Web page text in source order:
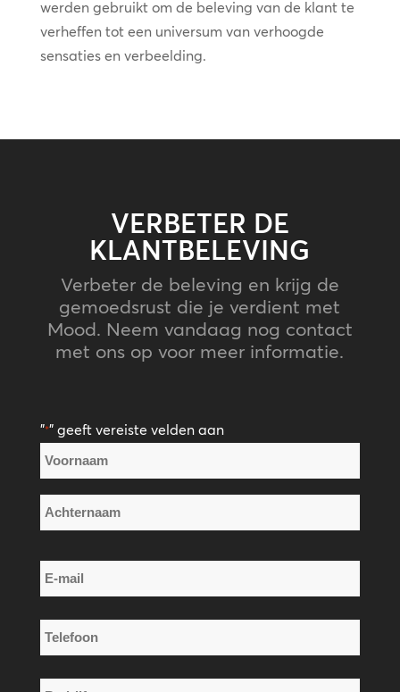
werden gebruikt om de beleving van de klant te
verheffen tot een universum van verhoogde
sensaties en verbeelding.
VERBETER DE
KLANTBELEVING
Verbeter de beleving en krijg de
gemoedsrust die je verdient met
Mood. Neem vandaag nog contact
met ons op voor meer informatie.
"*" geeft vereiste velden aan
Naam
*
Voornaam
E-
mail
*
Telefoon
*